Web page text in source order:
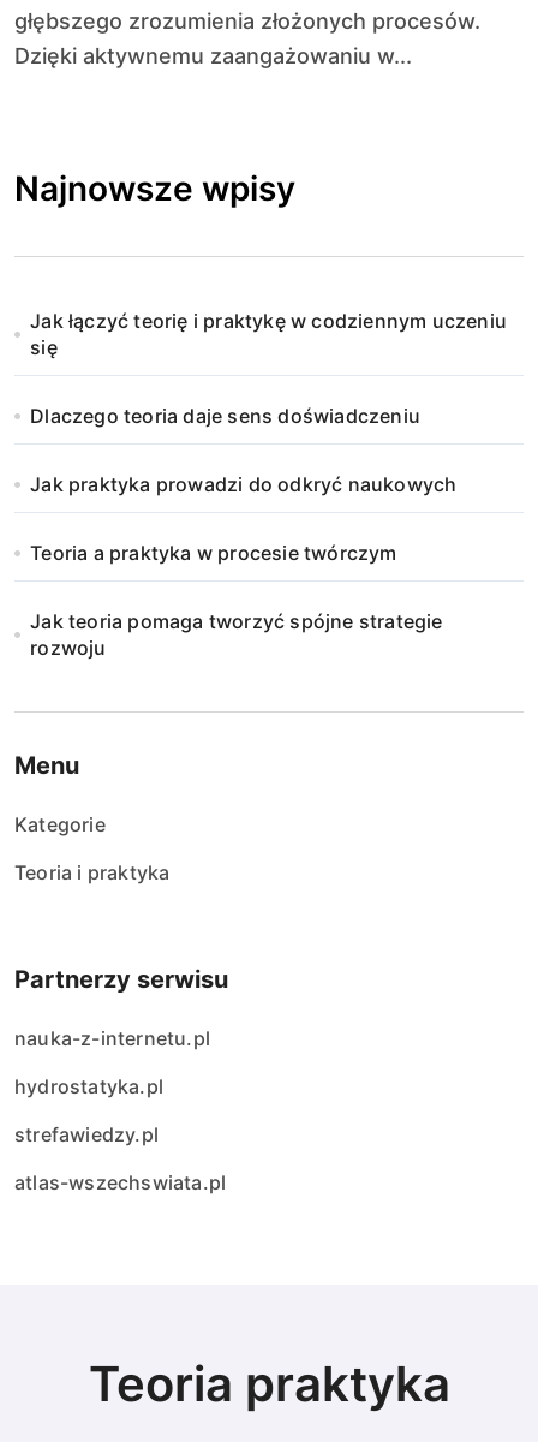
głębszego zrozumienia złożonych procesów.
Dzięki aktywnemu zaangażowaniu w...
Najnowsze wpisy
Jak łączyć teorię i praktykę w codziennym uczeniu
się
Dlaczego teoria daje sens doświadczeniu
Jak praktyka prowadzi do odkryć naukowych
Teoria a praktyka w procesie twórczym
Jak teoria pomaga tworzyć spójne strategie
rozwoju
Menu
Kategorie
Teoria i praktyka
Partnerzy serwisu
nauka-z-internetu.pl
hydrostatyka.pl
strefawiedzy.pl
atlas-wszechswiata.pl
Teoria praktyka